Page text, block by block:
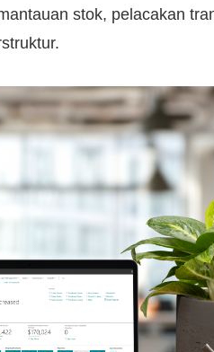
stok, pelacakan